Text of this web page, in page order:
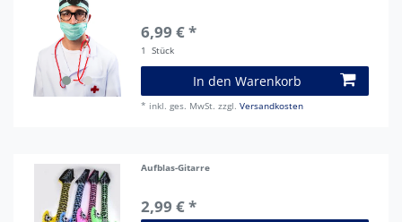
6,99 € *
1 Stück
In den Warenkorb
* inkl. ges. MwSt. zzgl.Versandkosten
Aufblas-Gitarre
2,99 € *